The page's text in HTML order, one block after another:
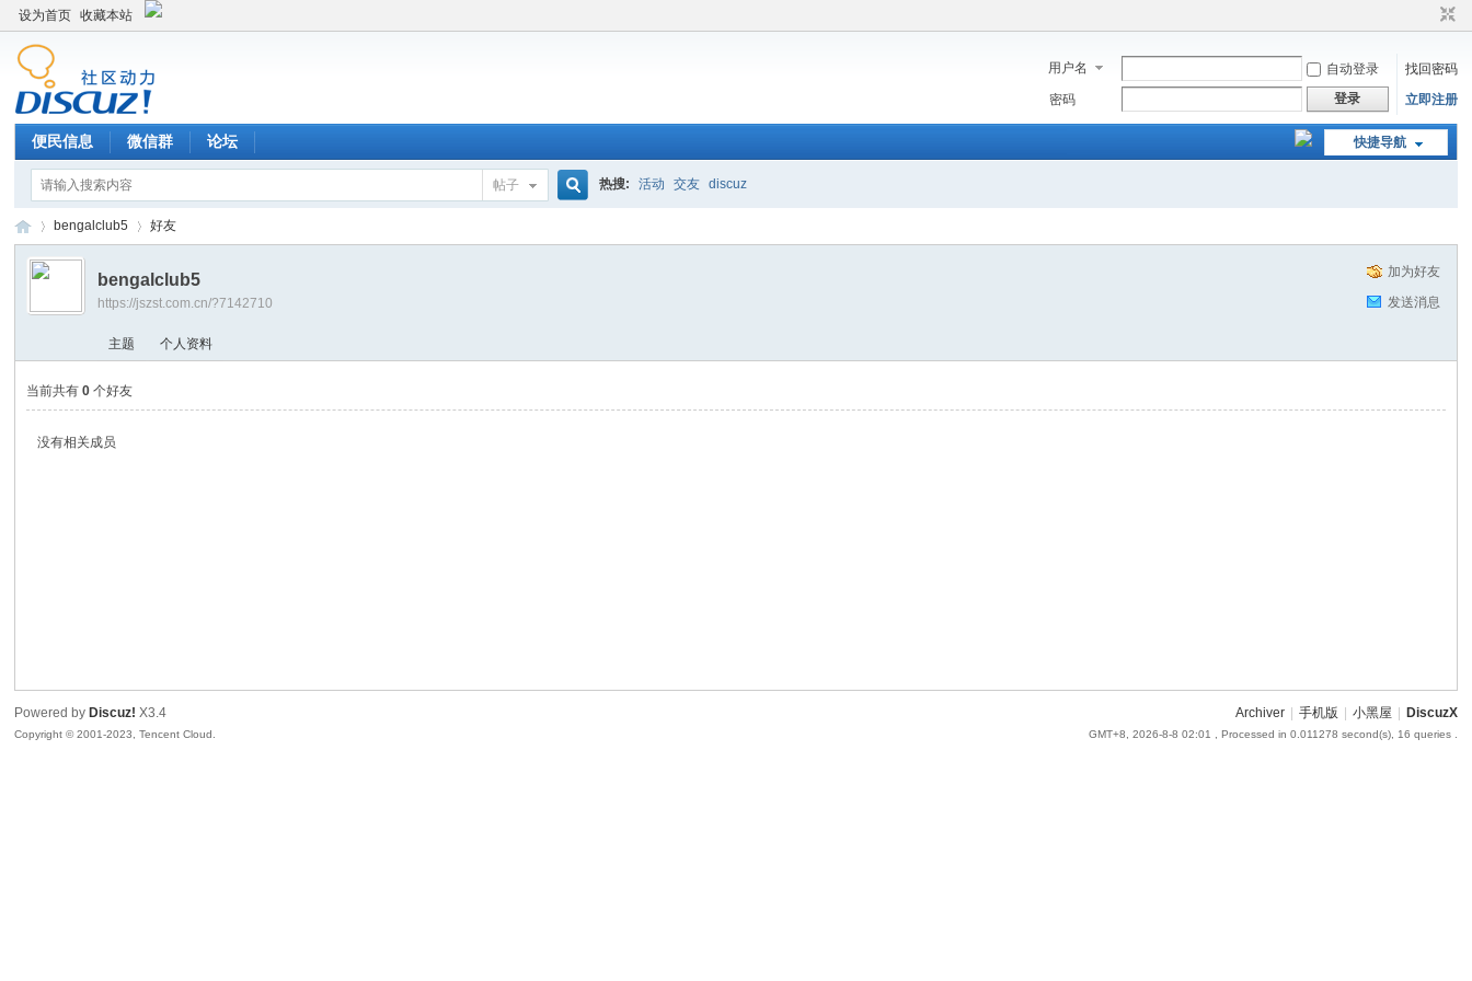
设为首页 收藏本站
用户名 自动登录
找回密码
密码
登录 立即注册
快捷导航
便民信息 微信群 论坛
帖子 热搜: 活动 交友 discuz
›
bengalclub5 好友
加为好友
发送消息
bengalclub5
https://jszst.com.cn/?7142710
主题 个人资料
当前共有0 个好友
没有相关成员
Archiver 手机版 小黑屋 DiscuzX
GMT+8, 2026-8-8 02:01 , Processed in 0.011278 second(s), 16 queries .
Powered by Discuz! X3.4
Copyright © 2001-2023, Tencent Cloud.